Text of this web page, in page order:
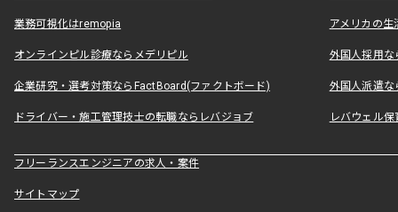
業務可視化はremopia アメリカの
オンラインピル診療ならメデリピル 外国人採用
企業研究・選考対策ならFactBoard(ファクトボード) 外国人派遣な
ドライバー・施工管理技士の転職ならレバジョブ レバウェル
フリーランスエンジニアの求人・案件
サイトマップ